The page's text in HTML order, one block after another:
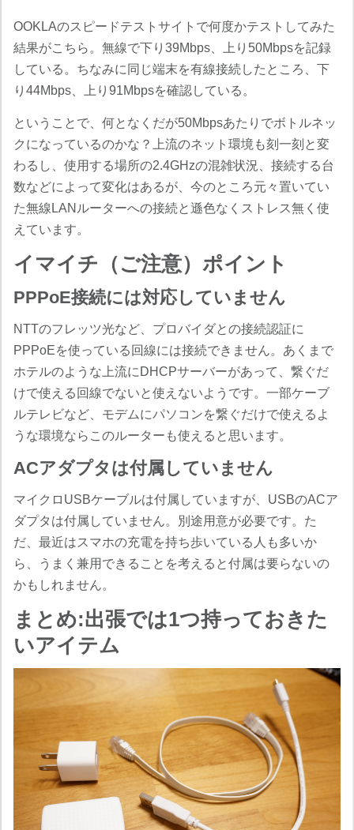
OOKLAのスピードテストサイトで何度かテストしてみた
結果がこちら。無線で下り39Mbps、上り50Mbpsを記録
している。ちなみに同じ端末を有線接続したところ、下
り44Mbps、上り91Mbpsを確認している。
ということで、何となくだが50Mbpsあたりでボトルネッ
クになっているのかな？上流のネット環境も刻一刻と変
わるし、使用する場所の2.4GHzの混雑状況、接続する台
数などによって変化はあるが、今のところ元々置いてい
た無線LANルーターへの接続と遜色なくストレス無く使
えています。
イマイチ（ご注意）ポイント
PPPoE接続には対応していません
NTTのフレッツ光など、プロバイダとの接続認証に
PPPoEを使っている回線には接続できません。あくまで
ホテルのような上流にDHCPサーバーがあって、繋ぐだ
けで使える回線でないと使えないようです。一部ケーブ
ルテレビなど、モデムにパソコンを繋ぐだけで使えるよ
うな環境ならこのルーターも使えると思います。
ACアダプタは付属していません
マイクロUSBケーブルは付属していますが、USBのACア
ダプタは付属していません。別途用意が必要です。た
だ、最近はスマホの充電を持ち歩いている人も多いか
ら、うまく兼用できることを考えると付属は要らないの
かもしれません。
まとめ:出張では1つ持っておきた
いアイテム